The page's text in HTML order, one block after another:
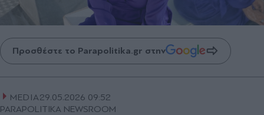
Προσθέστε το Parapolitika.gr στην
MEDIA29.05.2026 09:52
PARAPOLITIKA NEWSROOM